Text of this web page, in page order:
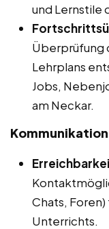
und Lernstile
Überprüfung
Lehrplans
Jobs,
am Neckar.
Chats, Foren)
Unterrichts.